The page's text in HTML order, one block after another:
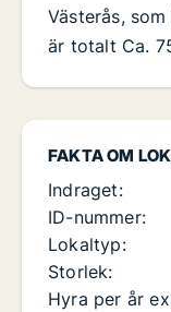
FAKTA OM
Indraget:
ID-nummer:
Lokaltyp:
Storlek:
Hyra per år
Västerås,
är totalt Ca.